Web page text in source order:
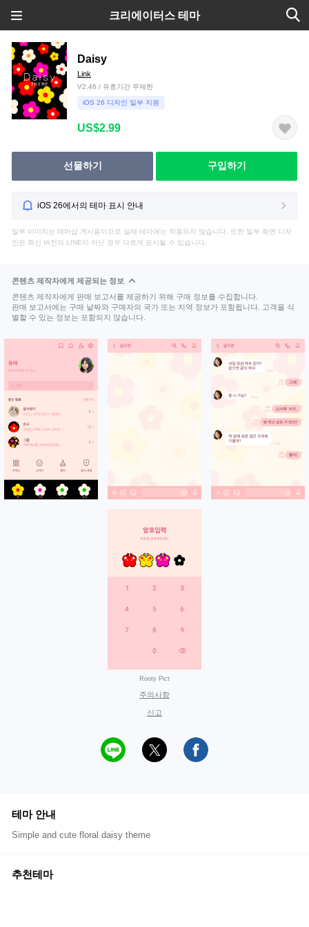
크리에이터스 테마
Daisy
Link
V2.46 / 유효기간 무제한
iOS 26 디자인 일부 지원
US$2.99
선물하기 구입하기
iOS 26에서의 테마 표시 안내
일부 이미지는 테마샵 게시용이므로 실제 테마에는 적용되지 않습니다. 또한 일부 화면 디자
인은 최신 버전의 LINE이 아닌 경우 다르게 표시될 수 있습니다.
콘텐츠 제작자에게 제공되는 정보
콘텐츠 제작자에게 판매 보고서를 제공하기 위해 구매 정보를 수집합니다.
판매 보고서에는 구매 날짜와 구매자의 국가 또는 지역 정보가 포함됩니다. 고객을 식
별할 수 있는 정보는 포함되지 않습니다.
Rooty Pict
주의사항
신고
테마 안내
Simple and cute floral daisy theme
추천테마